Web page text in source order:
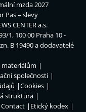
mzda 2027
Pas – slevy
CENTER a.s.
1, 100 00 Praha 10 -
B 19490 a dodavatelé
společnosti
Cookies
struktura
Etický kodex